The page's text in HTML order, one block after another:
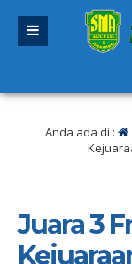
ditutup!
Anda ada di :
Juara 3